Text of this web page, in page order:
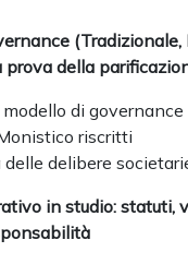
(Tradizionale,
prova della
di governance
riscritti
delibere
in studio: statuti,